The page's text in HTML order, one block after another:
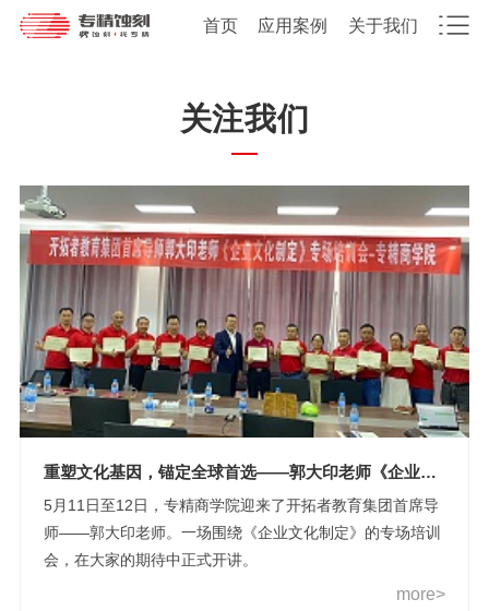
首页 应用案例 关于我们
关注我们
重塑文化基因，锚定全球首选——郭大印老师《企业文化制定》专场培训圆满落幕
5月11日至12日，专精商学院迎来了开拓者教育集团首席导
师——郭大印老师。一场围绕《企业文化制定》的专场培训
会，在大家的期待中正式开讲。
more>